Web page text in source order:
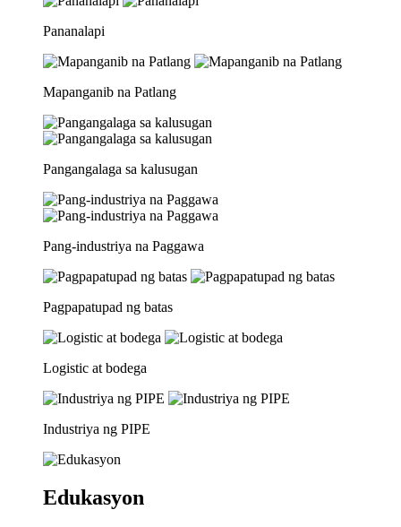
Pananalapi
Mapanganib na Patlang
Pangangalaga sa kalusugan
Pang-industriya na Paggawa
Pagpapatupad ng batas
Logistic at bodega
Industriya ng PIPE
Edukasyon